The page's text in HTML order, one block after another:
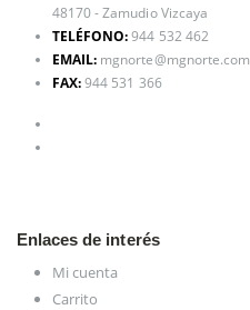
48170 - Zamudio Vizcaya
TELÉFONO:944 532 462
EMAIL: mgnorte@mgnorte.com
FAX:944 531 366
Enlaces de interés
Mi cuenta
Carrito